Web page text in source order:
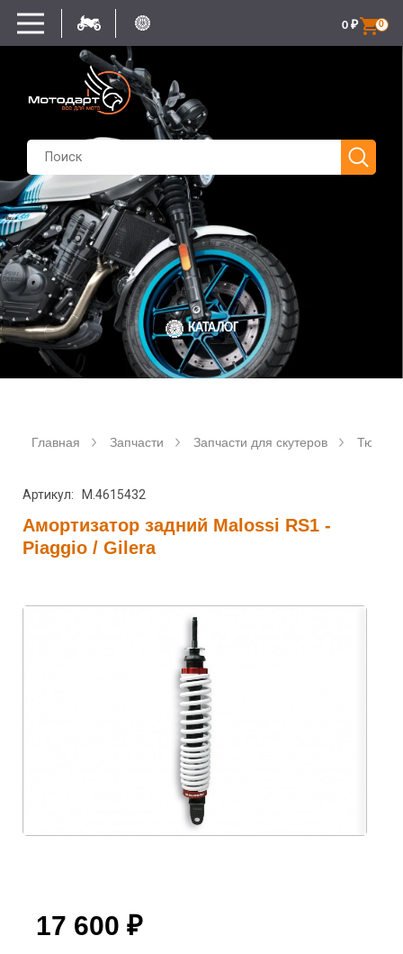
0
0 ₽
КАТАЛОГ
Главная Запчасти Запчасти для скутеров Тюнинг
Артикул: M.4615432
Амортизатор задний Malossi RS1 -
Piaggio / Gilera
17 600 ₽